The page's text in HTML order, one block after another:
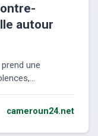
autour
une
cameroun24.net